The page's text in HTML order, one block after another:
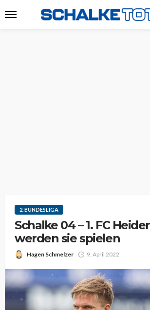
2. BUNDESLIGA
Schalke 04 – 1. FC
werden sie spielen
Hagen Schmelzer 9. April 2022